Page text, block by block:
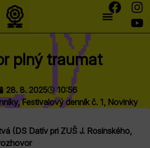
plný traumat
28. 8. 2025
10:56
,Festivalový denník č. 1, Novinky
(DS Datív pri ZUŠ J. Rosinského,